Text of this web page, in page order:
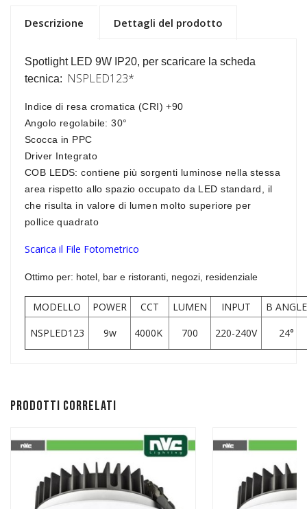
Descrizione Dettagli del prodotto
Spotlight LED 9W IP20, per scaricare la scheda
tecnica: NSPLED123*
Indice di resa cromatica (CRI) +90
Angolo regolabile: 30°
Scocca in PPC
Driver Integrato
COB LEDS: contiene più sorgenti luminose nella stessa
area rispetto allo spazio occupato da LED standard, il
che risulta in valore di lumen molto superiore per
pollice quadrato
Scarica il File Fotometrico
Ottimo per: hotel, bar e ristoranti, negozi, residenziale
MODELLO POWER CCT LUMEN INPUT
B ANGLE
NSPLED123
9w 4000K 700 220-240V 24°
Prodotti correlati